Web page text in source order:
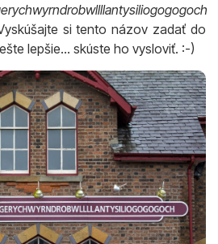
si tento názov zadať do
lepšie… skúste ho vysloviť. :-)